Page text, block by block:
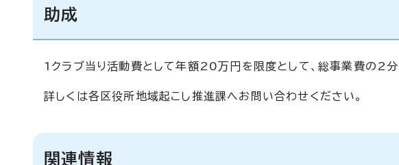
助成
1クラブ当り活動費として年額20万円を限度として、総事業費の2分
詳しくは各区役所地域起こし推進課へお問い合わせください。
関連情報